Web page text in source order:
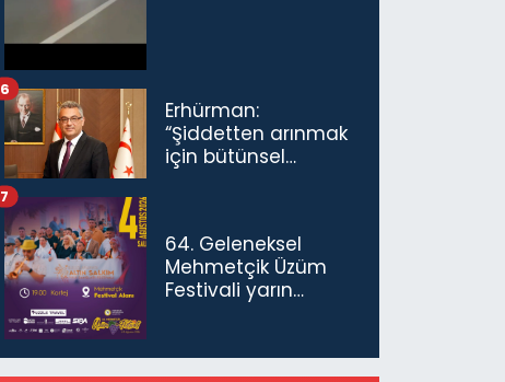
Erhürman:
“Şiddetten arınmak
için bütünsel
6
64. Geleneksel
Mehmetçik Üzüm
Festivali yarın
7